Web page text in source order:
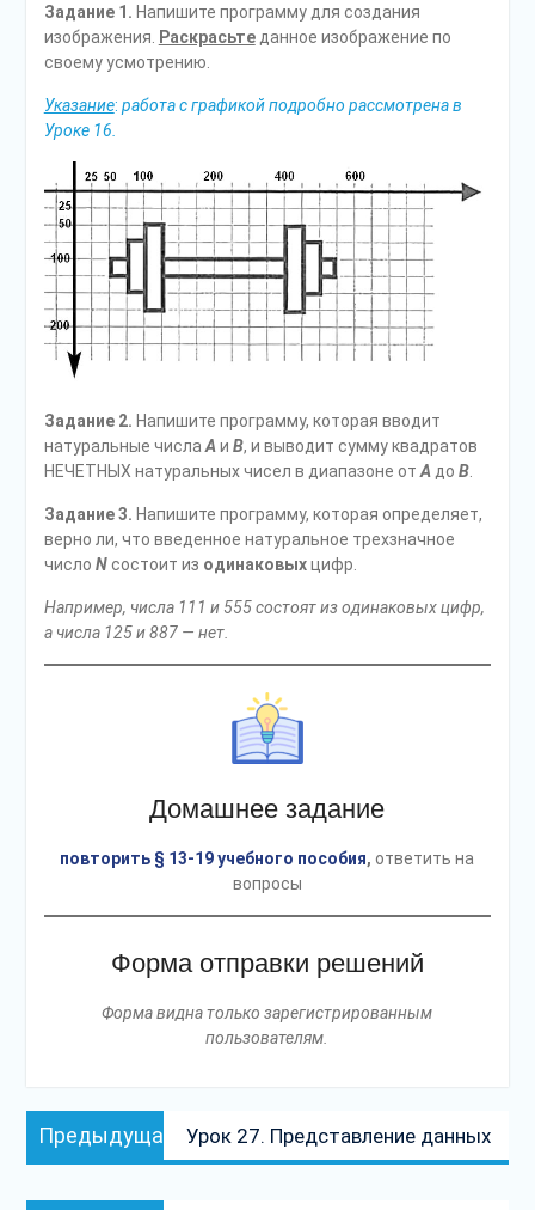
Задание 1. Напишите программу для создания
изображения.
Раскрасьте данное изображение по
своему усмотрению.
Указание: работа с графикой подробно рассмотрена в
Уроке 16.
Задание 2. Напишите программу, которая вводит
натуральные числа A и B, и выводит сумму квадратов
НЕЧЕТНЫХ натуральных чисел в диапазоне от A до B.
Задание 3. Напишите программу, которая определяет,
верно ли, что введенное натуральное трехзначное
число Nсостоит из одинаковыхцифр.
Например, числа 111 и 555 состоят из одинаковых цифр,
а числа 125 и 887 — нет.
Домашнее задание
повторить § 13-19 учебного пособия, ответить на
вопросы
Форма отправки решений
Форма видна только зарегистрированным
пользователям.
Навигация
по
Предыдущая
запись:
Урок 27. Представление данных